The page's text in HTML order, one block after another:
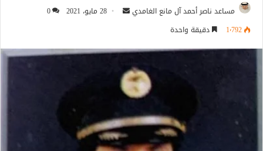
مساعد ناصر أحمد آل مانع الغامدي
أرسل 28 مايو، 2021
0
1٬792
دقيقة واحدة